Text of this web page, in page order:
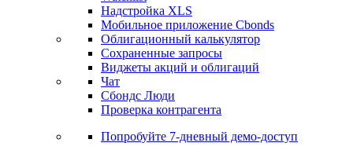
Получить доступ
Инструментарий
Портфель
Watchlist
Надстройка XLS
Мобильное приложение Cbonds
Облигационный калькулятор
Сохраненные запросы
Чат